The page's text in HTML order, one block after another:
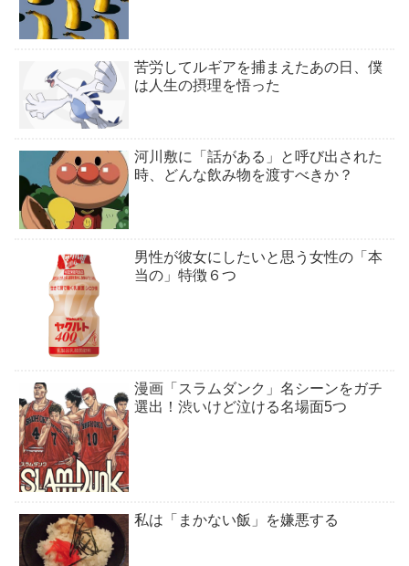
苦労してルギアを捕まえたあの日、僕
は人生の摂理を悟った
河川敷に「話がある」と呼び出された
時、どんな飲み物を渡すべきか？
男性が彼女にしたいと思う女性の「本
当の」特徴６つ
漫画「スラムダンク」名シーンをガチ
選出！渋いけど泣ける名場面5つ
私は「まかない飯」を嫌悪する